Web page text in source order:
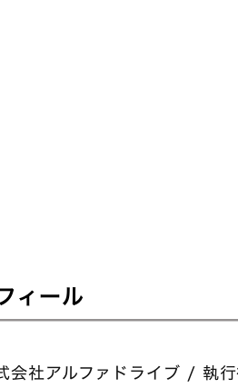
ィール
会社アルファドライブ / 執